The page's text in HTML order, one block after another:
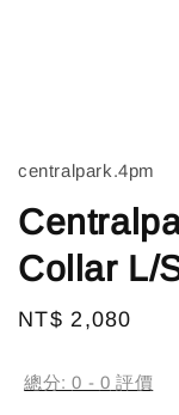
centralpark.4pm
Collar L/
Regular
NT$ 2,080
總分:0 - 0 評價